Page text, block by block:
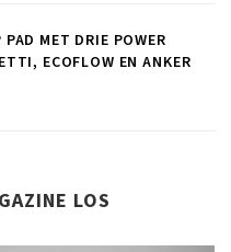
MET DRIE POWER
ECOFLOW EN ANKER
LOS